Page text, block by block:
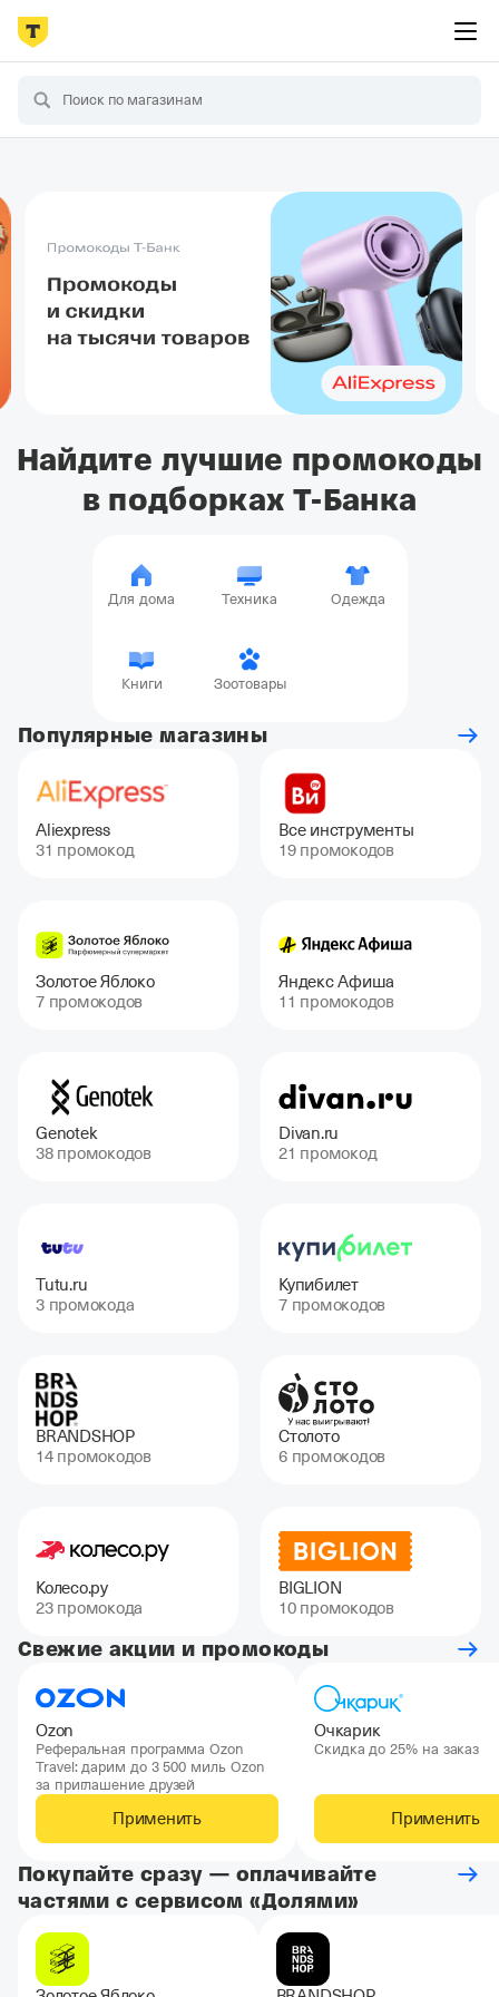
Найдите лучшие промокоды
в подборках Т-Банка
Для дома Техника Одежда
Книги Зоотовары
Популярные магазины
Aliexpress
31 промокод
Все инструменты
19 промокодов
Золотое Яблоко
7 промокодов
Яндекс Афиша
11 промокодов
Genotek
38 промокодов
Divan.ru
21 промокод
Tutu.ru
3 промокода
Купибилет
7 промокодов
BRANDSHOP
14 промокодов
Столото
6 промокодов
Колесо.ру
23 промокода
BIGLION
10 промокодов
Свежие акции и промокоды
Ozon
Реферальная программа Ozon
Travel: дарим до 3 500 миль Ozon
за приглашение друзей
Применить
Очкарик
Скидка до 25% на заказ
Применить
Покупайте сразу — оплачивайте
частями с сервисом «Долями»